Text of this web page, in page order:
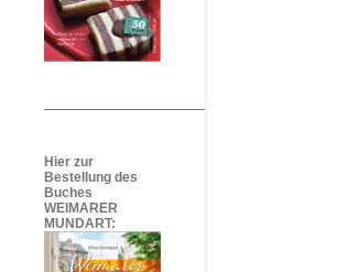
Hier zur
Bestellung des
Buches
WEIMARER
MUNDART: